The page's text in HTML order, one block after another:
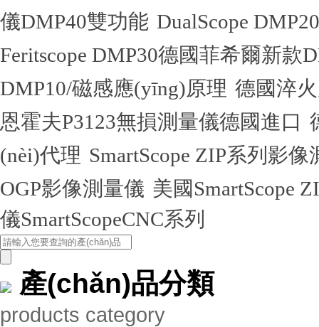
儀DMP40雙功能 DualScope
Feritscope DMP30德國菲希爾新款
DMP10/磁感應(yīng)原理 德國淬
恩霍夫P3123無損測量儀德國進口
(nèi)代理 SmartScope ZIP系列影
OGP影像測量儀 美國SmartScope
儀SmartScopeCNC系列
產(chǎn)品分類
products category